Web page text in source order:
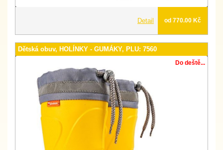
Detail od 770.00 Kč
Dětská obuv, HOLÍNKY - GUMÁKY, PLU: 7560
Do deště...